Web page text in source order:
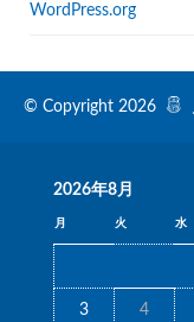
WordPress.org
© Copyright 2026
2026年8月
月 火 水
3 4